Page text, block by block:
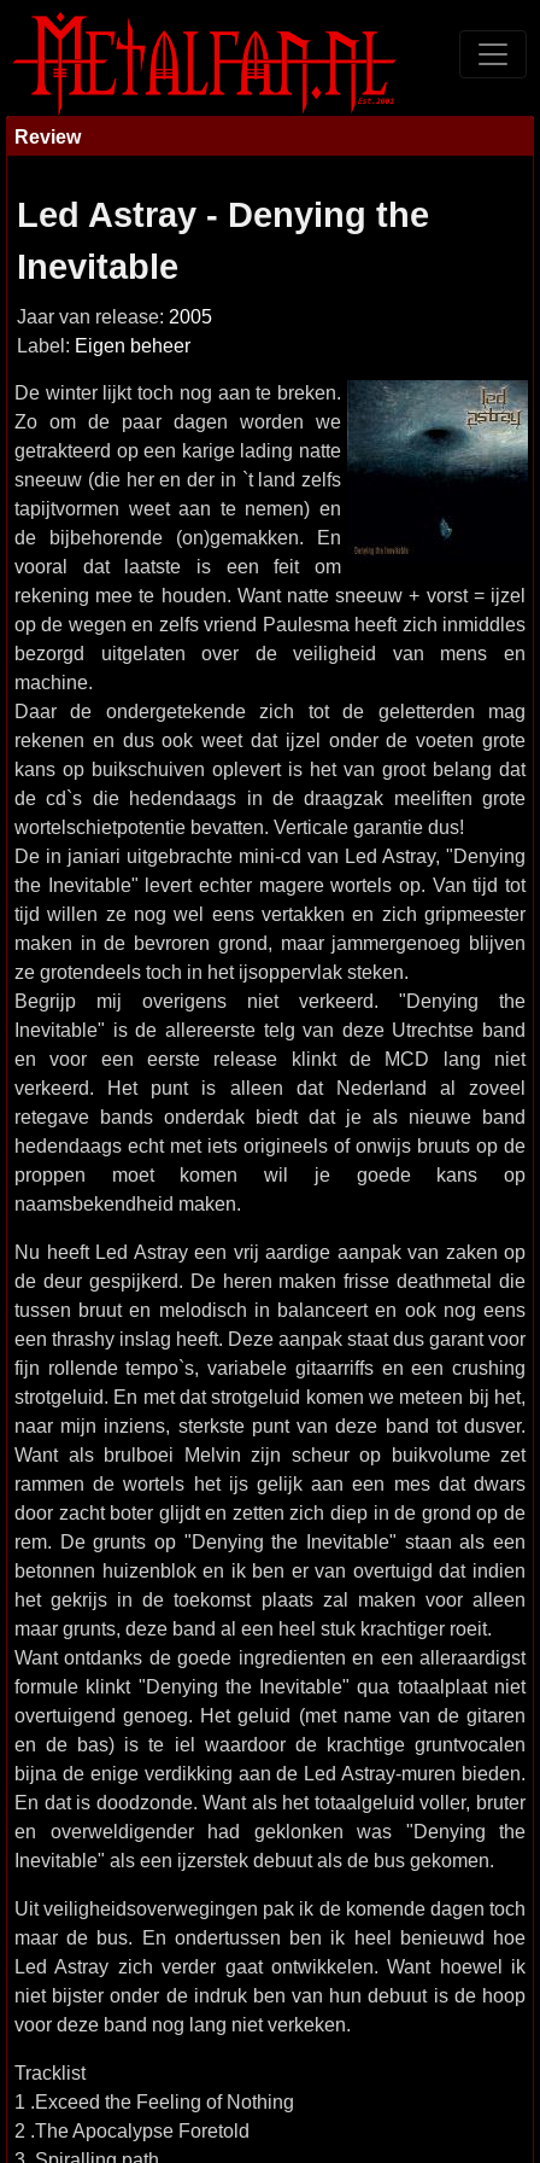
Review
Led Astray - Denying the
Inevitable
Jaar van release: 2005
Label: Eigen beheer
De winter lijkt toch nog aan te breken.
Zo om de paar dagen worden we
getrakteerd op een karige lading natte
sneeuw (die her en der in `t land zelfs
tapijtvormen weet aan te nemen) en
de bijbehorende (on)gemakken. En
vooral dat laatste is een feit om
rekening mee te houden. Want natte sneeuw + vorst = ijzel
op de wegen en zelfs vriend Paulesma heeft zich inmiddles
bezorgd uitgelaten over de veiligheid van mens en
machine.
Daar de ondergetekende zich tot de geletterden mag
rekenen en dus ook weet dat ijzel onder de voeten grote
kans op buikschuiven oplevert is het van groot belang dat
de cd`s die hedendaags in de draagzak meeliften grote
wortelschietpotentie bevatten. Verticale garantie dus!
De in janiari uitgebrachte mini-cd van Led Astray, "Denying
the Inevitable" levert echter magere wortels op. Van tijd tot
tijd willen ze nog wel eens vertakken en zich gripmeester
maken in de bevroren grond, maar jammergenoeg blijven
ze grotendeels toch in het ijsoppervlak steken.
Begrijp mij overigens niet verkeerd. "Denying the
Inevitable" is de allereerste telg van deze Utrechtse band
en voor een eerste release klinkt de MCD lang niet
verkeerd. Het punt is alleen dat Nederland al zoveel
retegave bands onderdak biedt dat je als nieuwe band
hedendaags echt met iets origineels of onwijs bruuts op de
proppen moet komen wil je goede kans op
naamsbekendheid maken.
Nu heeft Led Astray een vrij aardige aanpak van zaken op
de deur gespijkerd. De heren maken frisse deathmetal die
tussen bruut en melodisch in balanceert en ook nog eens
een thrashy inslag heeft. Deze aanpak staat dus garant voor
fijn rollende tempo`s, variabele gitaarriffs en een crushing
strotgeluid. En met dat strotgeluid komen we meteen bij het,
naar mijn inziens, sterkste punt van deze band tot dusver.
Want als brulboei Melvin zijn scheur op buikvolume zet
rammen de wortels het ijs gelijk aan een mes dat dwars
door zacht boter glijdt en zetten zich diep in de grond op de
rem. De grunts op "Denying the Inevitable" staan als een
betonnen huizenblok en ik ben er van overtuigd dat indien
het gekrijs in de toekomst plaats zal maken voor alleen
maar grunts, deze band al een heel stuk krachtiger roeit.
Want ontdanks de goede ingredienten en een alleraardigst
formule klinkt "Denying the Inevitable" qua totaalplaat niet
overtuigend genoeg. Het geluid (met name van de gitaren
en de bas) is te iel waardoor de krachtige gruntvocalen
bijna de enige verdikking aan de Led Astray-muren bieden.
En dat is doodzonde. Want als het totaalgeluid voller, bruter
en overweldigender had geklonken was "Denying the
Inevitable" als een ijzerstek debuut als de bus gekomen.
Uit veiligheidsoverwegingen pak ik de komende dagen toch
maar de bus. En ondertussen ben ik heel benieuwd hoe
Led Astray zich verder gaat ontwikkelen. Want hoewel ik
niet bijster onder de indruk ben van hun debuut is de hoop
voor deze band nog lang niet verkeken.
Tracklist
1 .Exceed the Feeling of Nothing
2 .The Apocalypse Foretold